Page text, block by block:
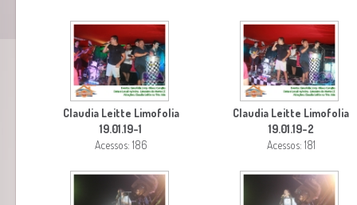
Claudia Leitte Limofolia
19.01.19-1
Acessos: 186
Claudia Leitte Limofolia
19.01.19-2
Acessos: 181